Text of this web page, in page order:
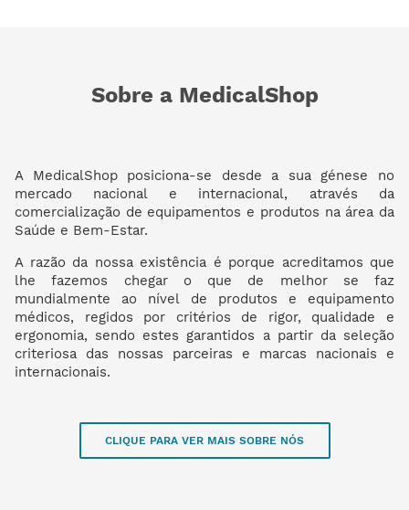
Sobre a MedicalShop
A MedicalShop posiciona-se desde a sua génese no
mercado nacional e internacional, através da
comercialização de equipamentos e produtos na área da
Saúde e Bem-Estar.
A razão da nossa existência é porque acreditamos que
lhe fazemos chegar o que de melhor se faz
mundialmente ao nível de produtos e equipamento
médicos, regidos por critérios de rigor, qualidade e
ergonomia, sendo estes garantidos a partir da seleção
criteriosa das nossas parceiras e marcas nacionais e
internacionais.
CLIQUE PARA VER MAIS SOBRE NÓS